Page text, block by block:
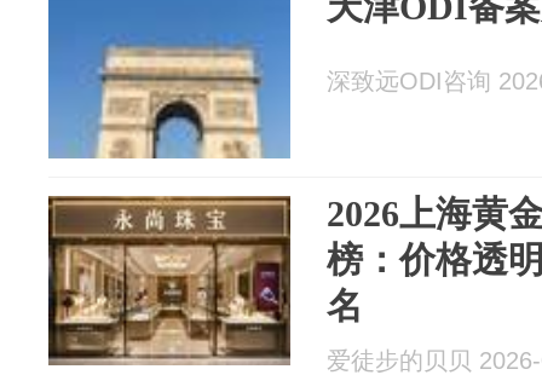
深致远ODI咨询
2026上海黄
榜：价格透
名
爱徒步的贝贝